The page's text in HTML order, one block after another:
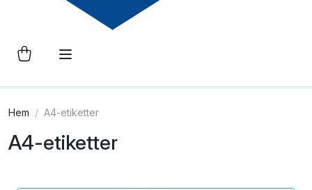
Hem A4-etiketter
A4-etiketter